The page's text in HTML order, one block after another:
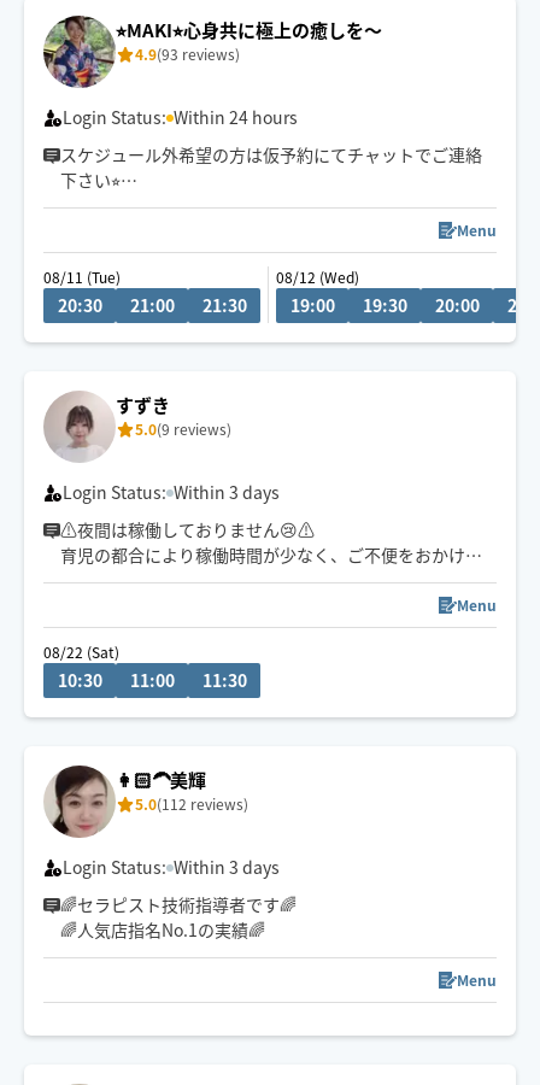
⭐︎MAKI⭐︎心身共に極上の癒しを〜
4.9(93 reviews)
Login Status: Within 24 hours
スケジュール外希望の方は仮予約にてチャットでご連絡
下さい⭐︎
お話を聞くのもお喋りも大好きです✨
写真より話し易いと言われます☺️
小さいお子さん居る方、動物を飼ってるお宅も可能です
Menu
08/11 (Tue)
20:30 21:00 21:30
08/12 (Wed)
19:00 19:30 20:00
すずき
5.0(9 reviews)
Login Status: Within 3 days
⚠️夜間は稼働しておりません😢⚠
育児の都合により稼働時間が少なく、ご不便をおかけし
大変申し訳ございません。
基本的に土曜日昼間、名古屋市南部周辺で活動していま
す😊
港区出発です。
問い合わせいただけますと幸いです☺️
Menu
08/22 (Sat)
10:30 11:00 11:30
👩🏻‍🦱美輝
5.0(112 reviews)
Login Status: Within 3 days
🌈セラピスト技術指導者です🌈
🌈人気店指名No.1の実績🌈
Menu